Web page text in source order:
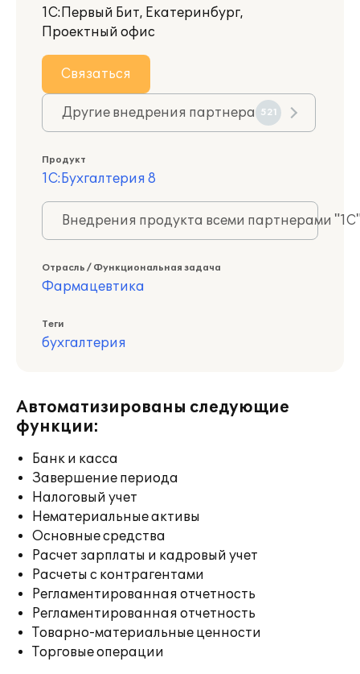
1С:Первый Бит, Екатеринбург,
Проектный офис
Связаться
Другие внедрения партнера 521
Продукт
1С:Бухгалтерия 8
Внедрения продукта всеми партнерами
Отрасль / Функциональная задача
Фармацевтика
Теги
бухгалтерия
Автоматизированы следующие
функции:
Банк и касса
Завершение периода
Налоговый учет
Нематериальные активы
Основные средства
Расчет зарплаты и кадровый учет
Расчеты с контрагентами
Регламентированная отчетность
Регламентированная отчетность
Товарно-материальные ценности
Торговые операции